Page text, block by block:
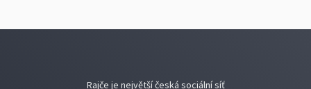
Rajče je největší česká sociální síť